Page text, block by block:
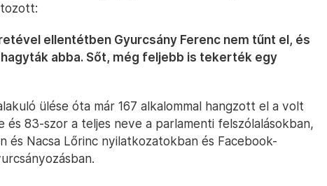
ellentétben Gyurcsány Ferenc nem tűnt el, és
abba. Sőt, még feljebb is tekerték egy
ülése óta már 167 alkalommal hangzott el a volt
83-szor a teljes neve a parlamenti felszólalásokban,
és Nacsa Lőrinc nyilatkozatokban és Facebook-